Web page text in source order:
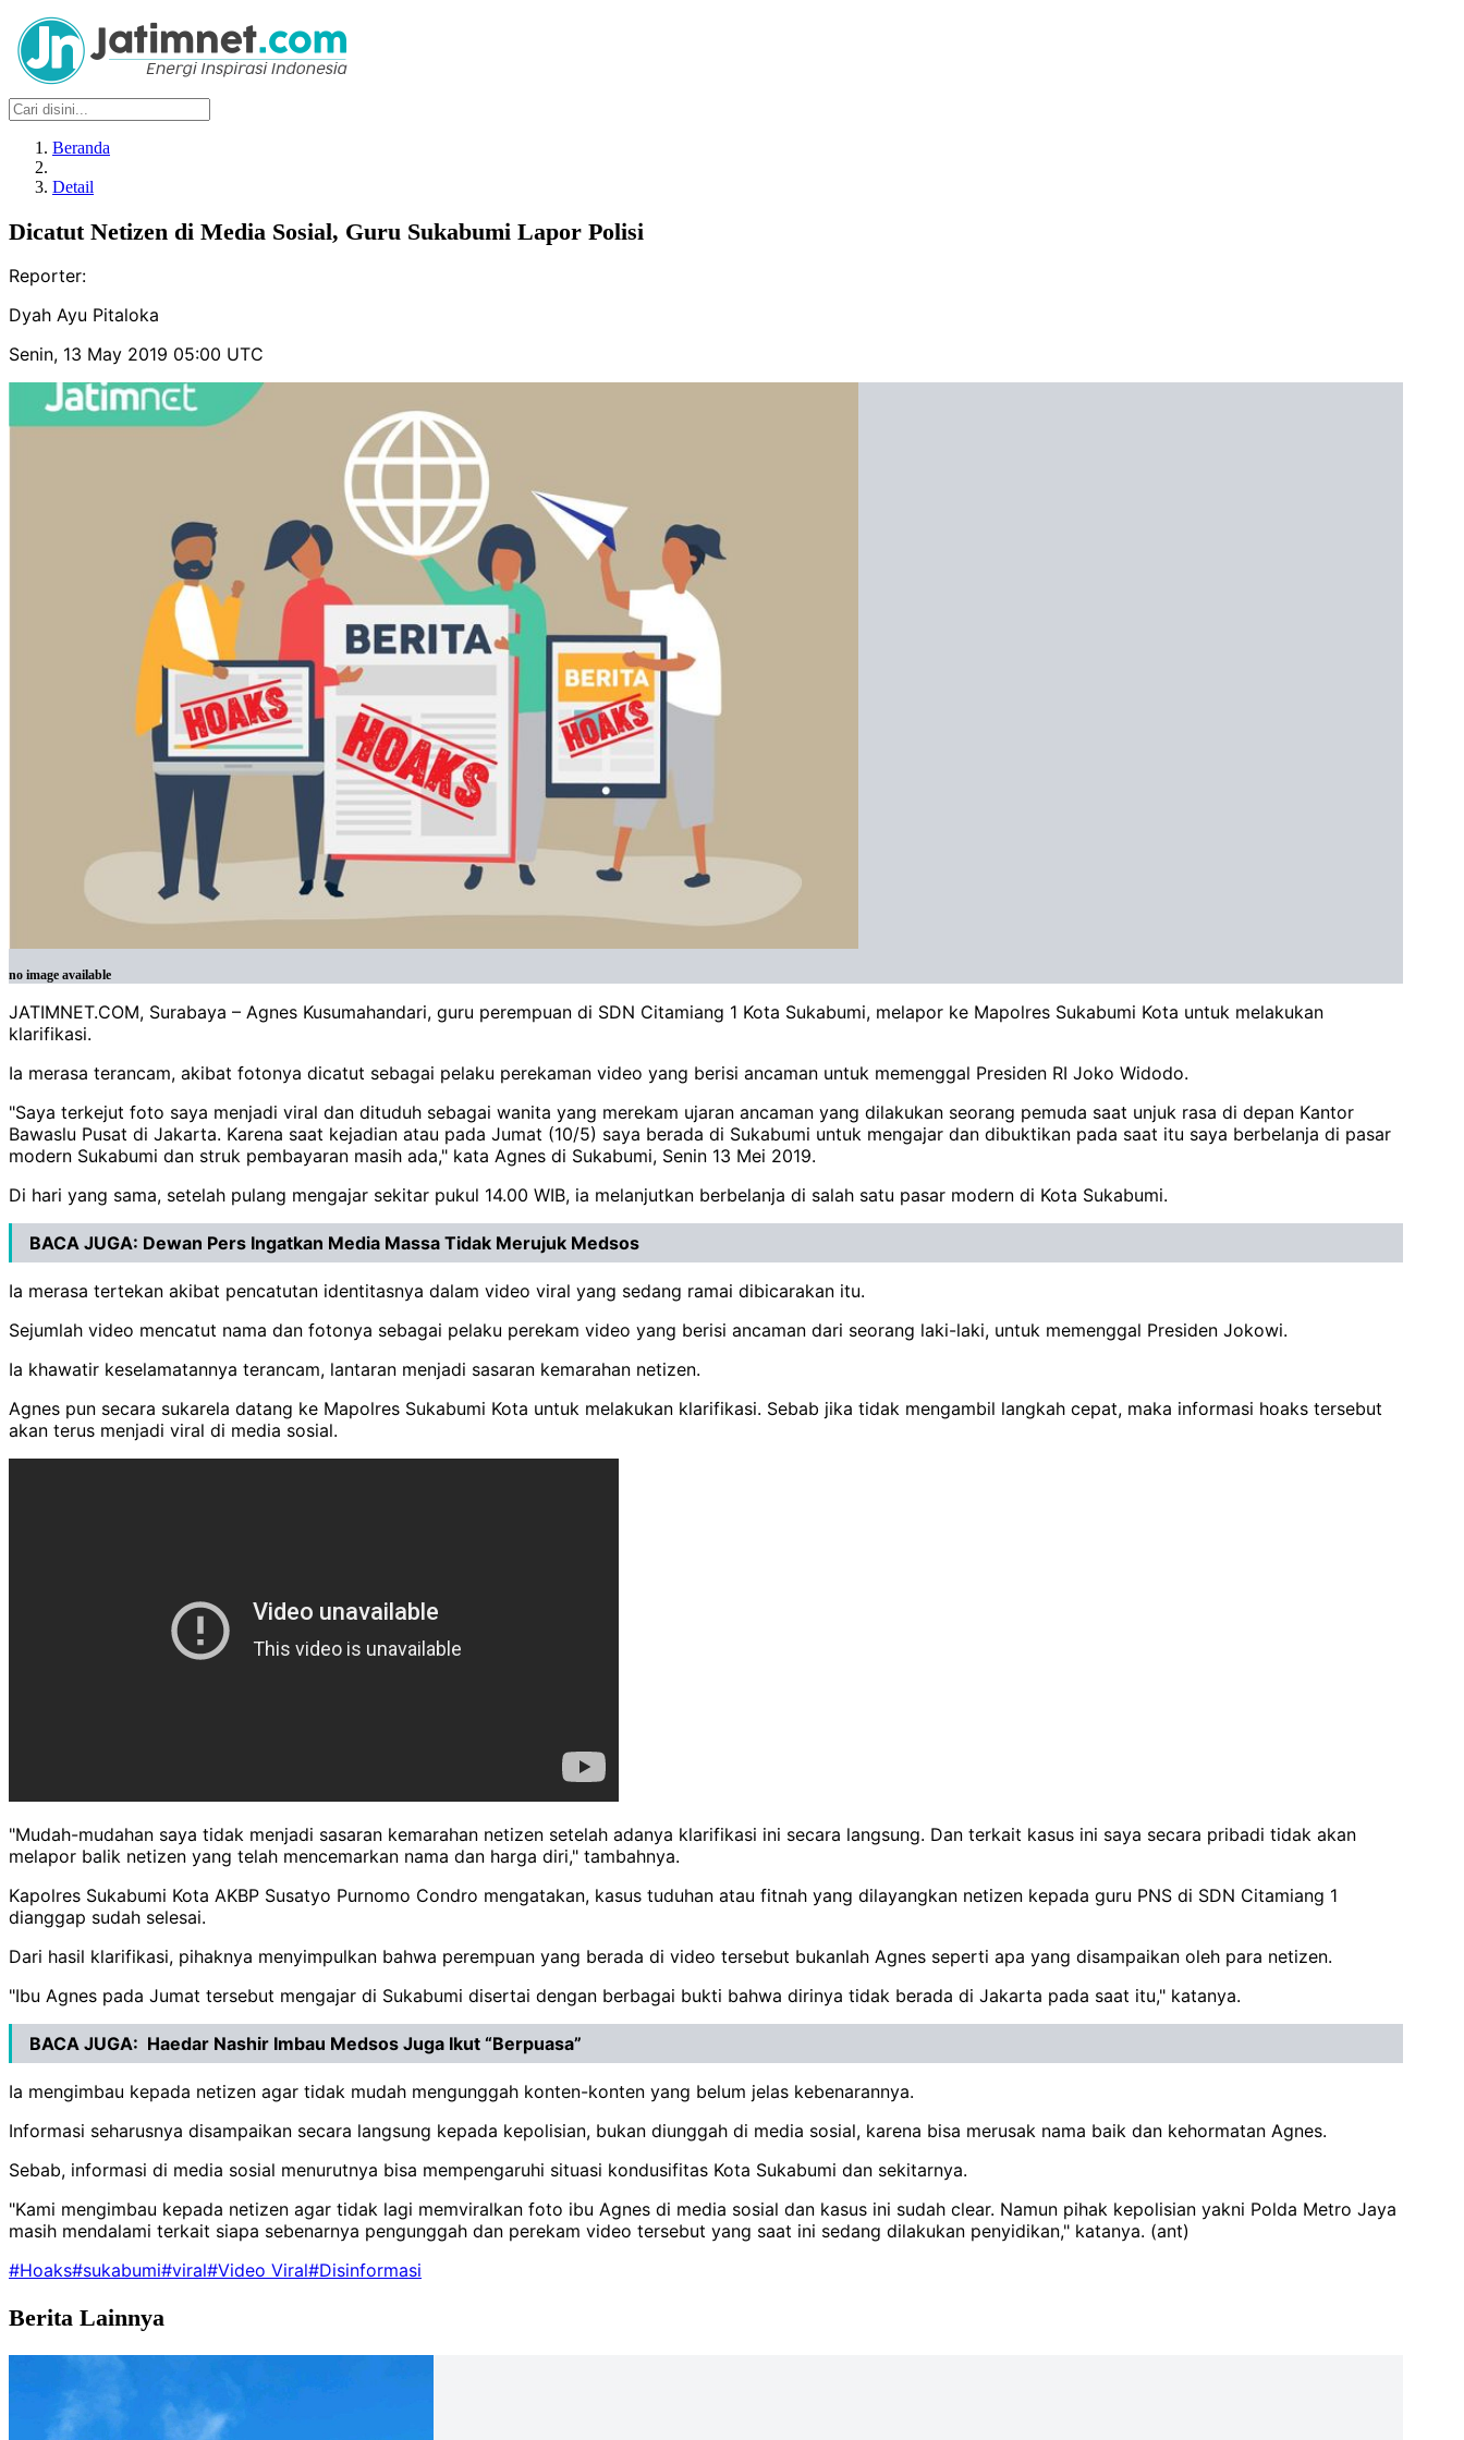
Beranda
Detail
Dicatut Netizen di Media Sosial, Guru Sukabumi Lapor Polisi
Reporter:
Dyah Ayu Pitaloka
Senin, 13 May 2019 05:00 UTC
no image available
JATIMNET.COM, Surabaya – Agnes Kusumahandari, guru perempuan di SDN Citamiang 1 Kota Sukabumi, melapor ke Mapolres Sukabumi Kota untuk melakukan
klarifikasi.
Ia merasa terancam, akibat fotonya dicatut sebagai pelaku perekaman video yang berisi ancaman untuk memenggal Presiden RI Joko Widodo.
"Saya terkejut foto saya menjadi viral dan dituduh sebagai wanita yang merekam ujaran ancaman yang dilakukan seorang pemuda saat unjuk rasa di depan Kantor
Bawaslu Pusat di Jakarta. Karena saat kejadian atau pada Jumat (10/5) saya berada di Sukabumi untuk mengajar dan dibuktikan pada saat itu saya berbelanja di pasar
modern Sukabumi dan struk pembayaran masih ada," kata Agnes di Sukabumi, Senin 13 Mei 2019.
Di hari yang sama, setelah pulang mengajar sekitar pukul 14.00 WIB, ia melanjutkan berbelanja di salah satu pasar modern di Kota Sukabumi.
BACA JUGA: Dewan Pers Ingatkan Media Massa Tidak Merujuk Medsos
Ia merasa tertekan akibat pencatutan identitasnya dalam video viral yang sedang ramai dibicarakan itu.
Sejumlah video mencatut nama dan fotonya sebagai pelaku perekam video yang berisi ancaman dari seorang laki-laki, untuk memenggal Presiden Jokowi.
Ia khawatir keselamatannya terancam, lantaran menjadi sasaran kemarahan netizen.
Agnes pun secara sukarela datang ke Mapolres Sukabumi Kota untuk melakukan klarifikasi. Sebab jika tidak mengambil langkah cepat, maka informasi hoaks tersebut
akan terus menjadi viral di media sosial.
"Mudah-mudahan saya tidak menjadi sasaran kemarahan netizen setelah adanya klarifikasi ini secara langsung. Dan terkait kasus ini saya secara pribadi tidak akan
melapor balik netizen yang telah mencemarkan nama dan harga diri," tambahnya.
Kapolres Sukabumi Kota AKBP Susatyo Purnomo Condro mengatakan, kasus tuduhan atau fitnah yang dilayangkan netizen kepada guru PNS di SDN Citamiang 1
dianggap sudah selesai.
Dari hasil klarifikasi, pihaknya menyimpulkan bahwa perempuan yang berada di video tersebut bukanlah Agnes seperti apa yang disampaikan oleh para netizen.
"Ibu Agnes pada Jumat tersebut mengajar di Sukabumi disertai dengan berbagai bukti bahwa dirinya tidak berada di Jakarta pada saat itu," katanya.
BACA JUGA: Haedar Nashir Imbau Medsos Juga Ikut “Berpuasa”
Ia mengimbau kepada netizen agar tidak mudah mengunggah konten-konten yang belum jelas kebenarannya.
Informasi seharusnya disampaikan secara langsung kepada kepolisian, bukan diunggah di media sosial, karena bisa merusak nama baik dan kehormatan Agnes.
Sebab, informasi di media sosial menurutnya bisa mempengaruhi situasi kondusifitas Kota Sukabumi dan sekitarnya.
"Kami mengimbau kepada netizen agar tidak lagi memviralkan foto ibu Agnes di media sosial dan kasus ini sudah clear. Namun pihak kepolisian yakni Polda Metro Jaya
masih mendalami terkait siapa sebenarnya pengunggah dan perekam video tersebut yang saat ini sedang dilakukan penyidikan," katanya. (ant)
#Hoaks#sukabumi#viral#Video Viral#Disinformasi
Berita Lainnya